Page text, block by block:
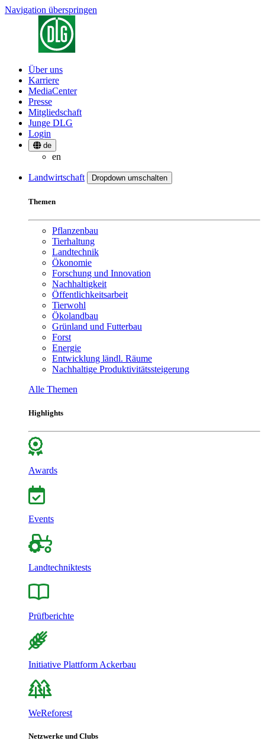
Navigation überspringen
Über uns
Karriere
MediaCenter
Presse
Mitgliedschaft
Junge DLG
Login
de
en
Landwirtschaft Dropdown umschalten
Themen
Pflanzenbau
Tierhaltung
Landtechnik
Ökonomie
Forschung und Innovation
Nachhaltigkeit
Öffentlichkeitsarbeit
Tierwohl
Ökolandbau
Grünland und Futterbau
Forst
Energie
Entwicklung ländl. Räume
Nachhaltige Produktivitätssteigerung
Alle Themen
Highlights
Awards
Events
Landtechniktests
Prüfberichte
Initiative Plattform Ackerbau
WeReforest
Netzwerke und Clubs